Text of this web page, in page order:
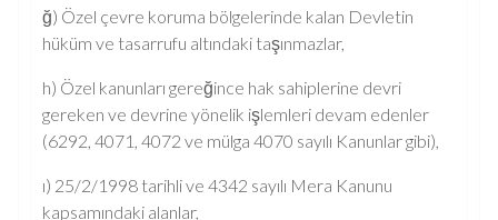
ğ) Özel çevre koruma bölgelerinde kalan Devletin
hüküm ve tasarrufu altındaki taşınmazlar,
h) Özel kanunları gereğince hak sahiplerine devri
gereken ve devrine yönelik işlemleri devam edenler
(6292, 4071, 4072 ve mülga 4070 sayılı Kanunlar gibi),
ı) 25/2/1998 tarihli ve 4342 sayılı Mera Kanunu
kapsamındaki alanlar,